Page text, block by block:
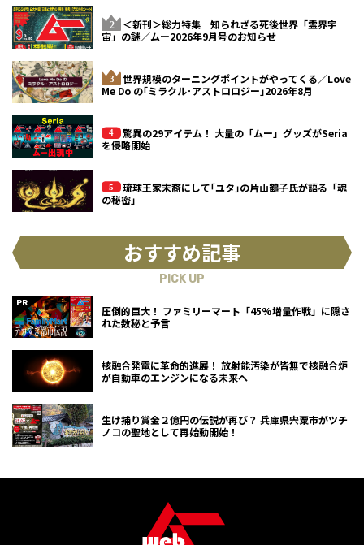
＜新刊＞総力特集 知られざる死後世界「霊界宇
宙」の謎／ムー2026年9月号のお知らせ
世界規模のターニングポイントがやってくる／Love
Me Do の｢ミラクル･アストロロジー｣2026年8月
驚異の29アイテム！ 大量の「ムー」グッズがSeria
を侵略開始
琉球王家末裔にして｢ユタ｣の片山鶴子氏が語る「魂
の秘密」
おすすめ記事
PICK UP
圧倒的巨大！ ファミリーマート「45%増量作戦」に隠さ
れた数秘と予言
核融合発電に革命的進展！ 放射能汚染が皆無で核融合炉
が自動車のエンジンになる未来へ
生け捕り賞金２億円の伝説が再び？ 兵庫県宍粟市がツチ
ノコの聖地として再始動開始！